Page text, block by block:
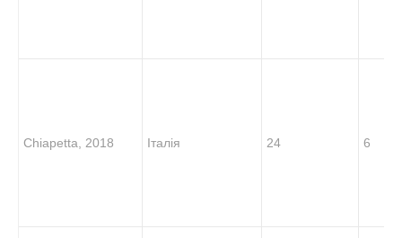
Chiapetta, 2018 Італія 24 6